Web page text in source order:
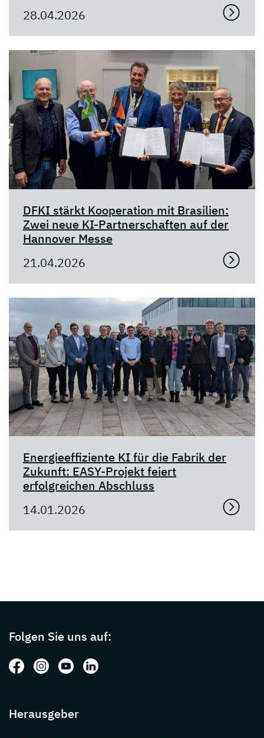
28.04.2026
DFKI stärkt Kooperation mit Brasilien:
Zwei neue KI-Partnerschaften auf der
Hannover Messe
21.04.2026
Energieeffiziente KI für die Fabrik der
Zukunft: EASY-Projekt feiert
erfolgreichen Abschluss
14.01.2026
Folgen Sie uns auf:
Folgen Sie uns auf: Facebook
Folgen Sie uns auf: Instagram
Folgen Sie uns auf: Youtube
Folgen Sie uns auf: LinkedIn
Herausgeber